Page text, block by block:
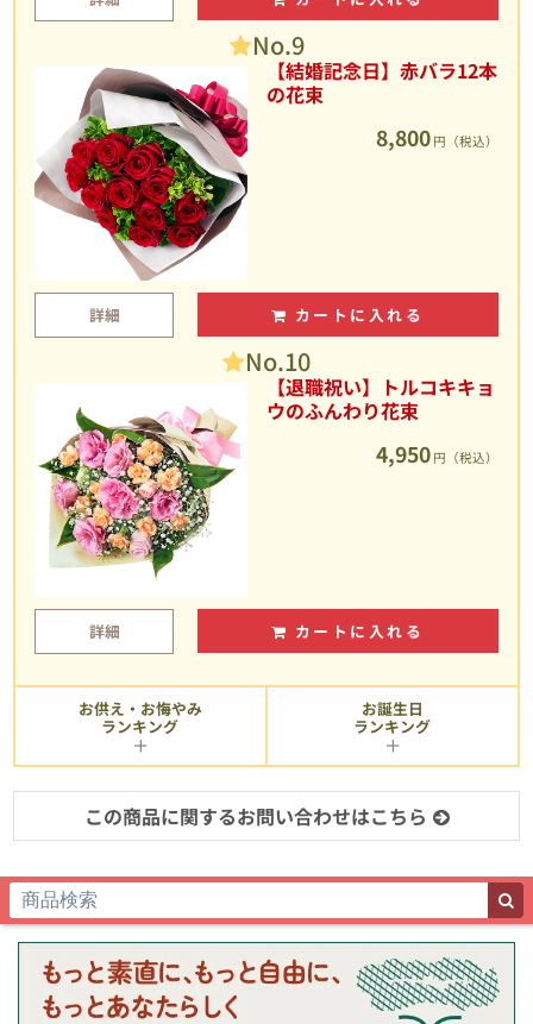
No.9
【結婚記念日】赤バラ12本
の花束
8,800 円（税込）
詳細 カートに入れる
No.10
【退職祝い】トルコキキョ
ウのふんわり花束
4,950 円（税込）
詳細 カートに入れる
お供え・お悔やみ
ランキング
お誕生日
ランキング
この商品に関するお問い合わせはこちら